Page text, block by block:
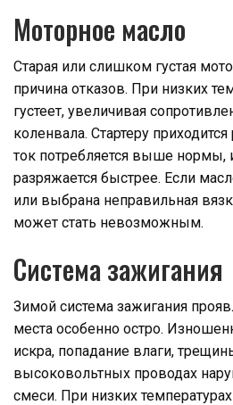
Моторное масло
Старая или слишком густая
причина отказов. При низких
густеет, увеличивая
коленвала. Стартеру
ток потребляется выше нормы,
разряжается быстрее. Если
или выбрана неправильная
может стать невозможным.
Система зажигания
Зимой система зажигания
места особенно остро.
искра, попадание влаги,
высоковольтных проводах
смеси. При низких